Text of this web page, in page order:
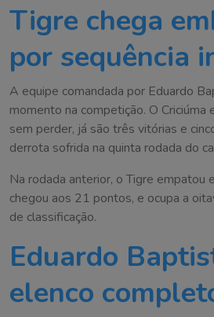
Tigre chega
por sequência
A equipe comandada por Eduardo
momento na competição. O Criciúma
sem perder, já são três vitórias e
derrota sofrida na quinta rodada do
Na rodada anterior, o Tigre empatou
chegou aos 21 pontos, e ocupa a
de classificação.
Eduardo
elenco